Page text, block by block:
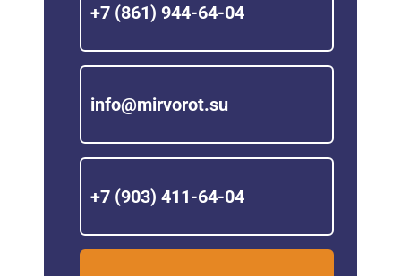
+7 (861) 944-64-04
info@mirvorot.su
+7 (903) 411-64-04